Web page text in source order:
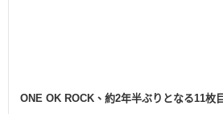
ONE OK ROCK、約2年半ぶりとなる11枚